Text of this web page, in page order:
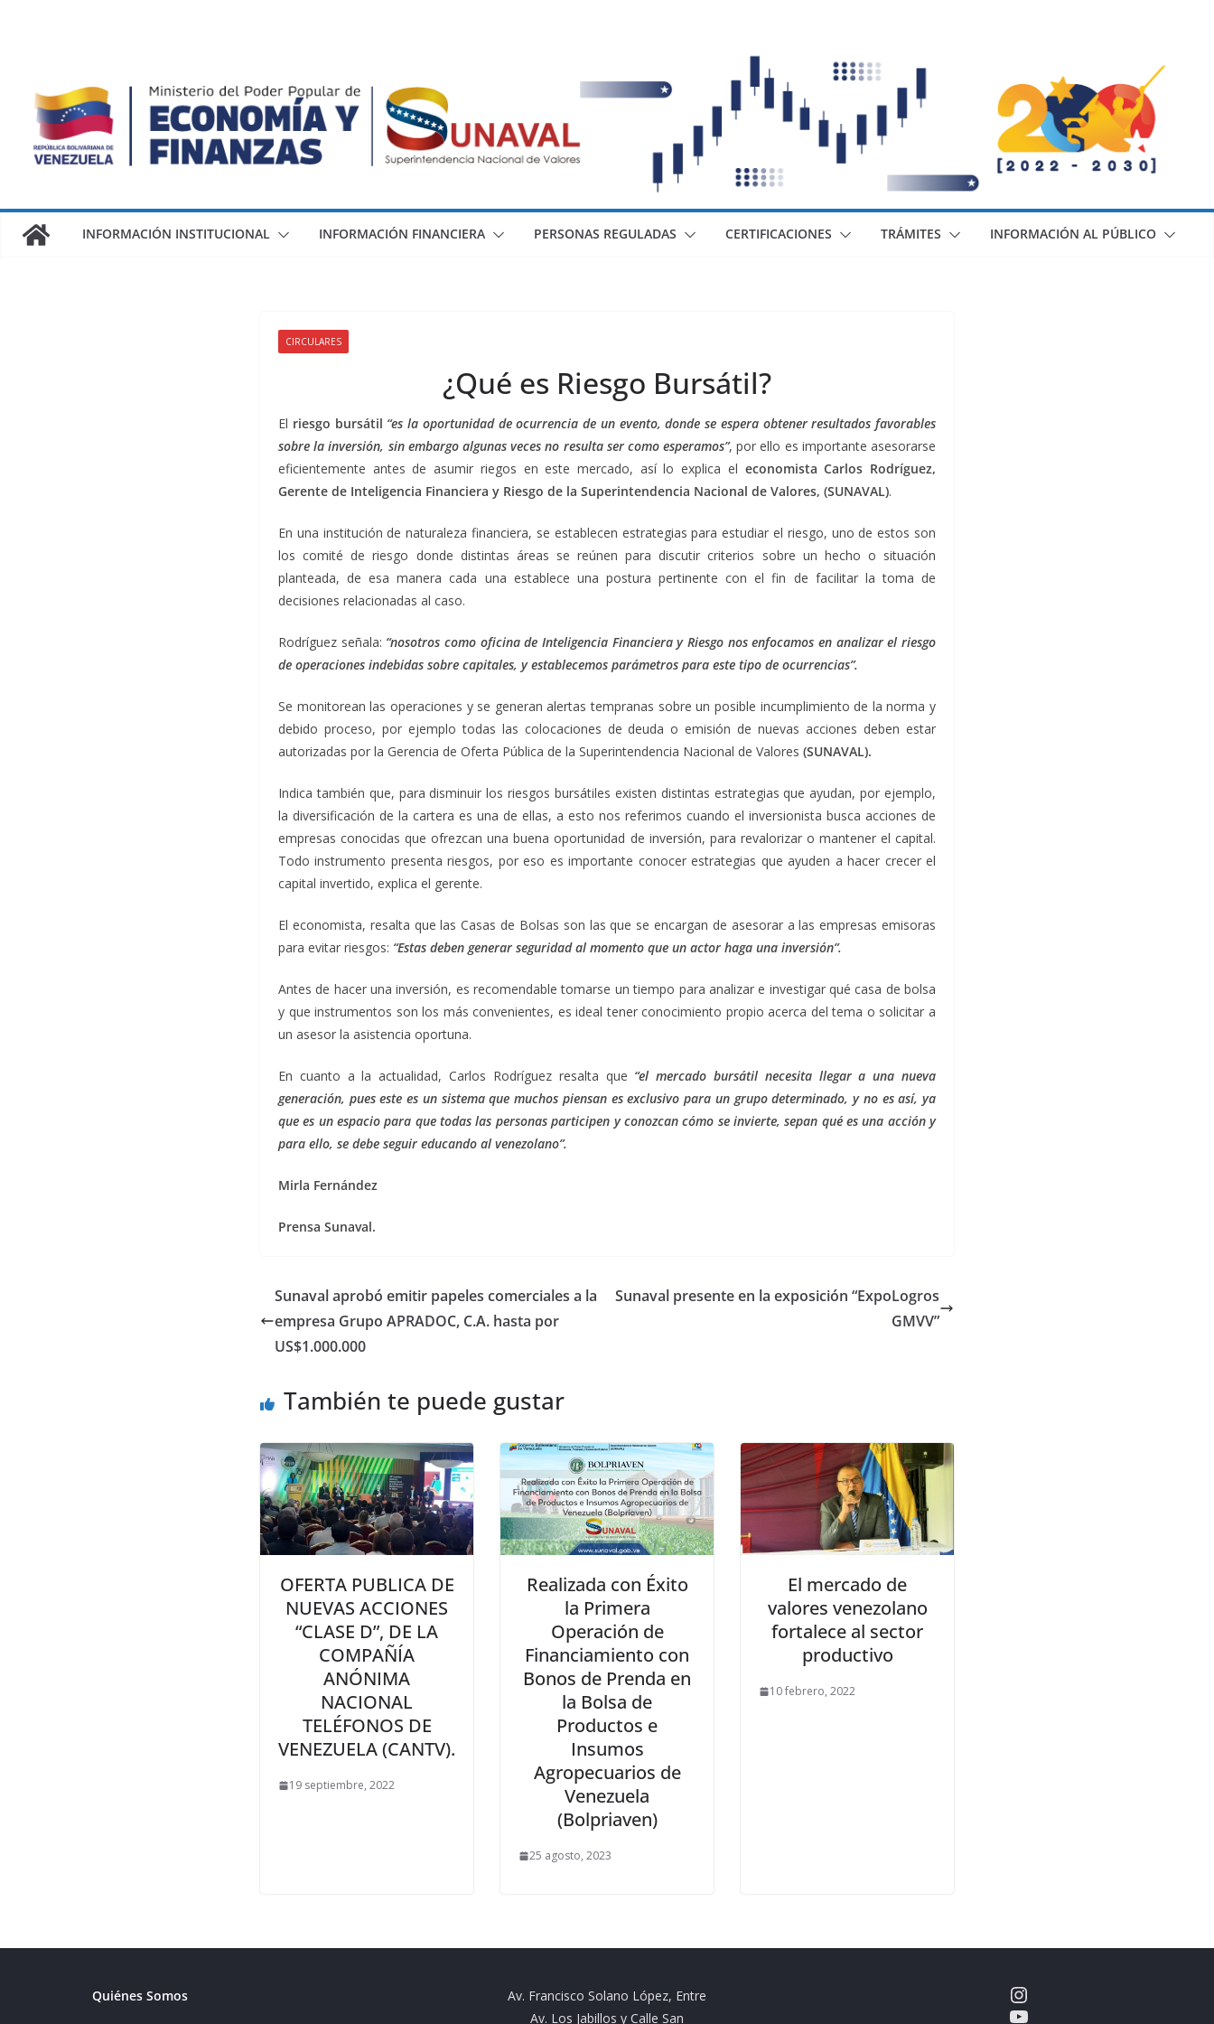
INFORMACIÓN INSTITUCIONAL INFORMACIÓN FINANCIERA PERSONAS REGULADAS CERTIFICACIONES TRÁMITES INFORMACIÓN AL PÚBLICO
CIRCULARES
¿Qué es Riesgo Bursátil?
El riesgo bursátil “es la oportunidad de ocurrencia de un evento, donde se espera obtener resultados favorables
sobre la inversión, sin embargo algunas veces no resulta ser como esperamos”, por ello es importante asesorarse
eficientemente antes de asumir riegos en este mercado, así lo explica el economista Carlos Rodríguez,
Gerente de Inteligencia Financiera y Riesgo de la Superintendencia Nacional de Valores, (SUNAVAL).
En una institución de naturaleza financiera, se establecen estrategias para estudiar el riesgo, uno de estos son
los comité de riesgo donde distintas áreas se reúnen para discutir criterios sobre un hecho o situación
planteada, de esa manera cada una establece una postura pertinente con el fin de facilitar la toma de
decisiones relacionadas al caso.
Rodríguez señala: “nosotros como oficina de Inteligencia Financiera y Riesgo nos enfocamos en analizar el riesgo
de operaciones indebidas sobre capitales, y establecemos parámetros para este tipo de ocurrencias”.
Se monitorean las operaciones y se generan alertas tempranas sobre un posible incumplimiento de la norma y
debido proceso, por ejemplo todas las colocaciones de deuda o emisión de nuevas acciones deben estar
autorizadas por la Gerencia de Oferta Pública de la Superintendencia Nacional de Valores (SUNAVAL).
Indica también que, para disminuir los riesgos bursátiles existen distintas estrategias que ayudan, por ejemplo,
la diversificación de la cartera es una de ellas, a esto nos referimos cuando el inversionista busca acciones de
empresas conocidas que ofrezcan una buena oportunidad de inversión, para revalorizar o mantener el capital.
Todo instrumento presenta riesgos, por eso es importante conocer estrategias que ayuden a hacer crecer el
capital invertido, explica el gerente.
El economista, resalta que las Casas de Bolsas son las que se encargan de asesorar a las empresas emisoras
para evitar riesgos: “Estas deben generar seguridad al momento que un actor haga una inversión”.
Antes de hacer una inversión, es recomendable tomarse un tiempo para analizar e investigar qué casa de bolsa
y que instrumentos son los más convenientes, es ideal tener conocimiento propio acerca del tema o solicitar a
un asesor la asistencia oportuna.
En cuanto a la actualidad, Carlos Rodríguez resalta que “el mercado bursátil necesita llegar a una nueva
generación, pues este es un sistema que muchos piensan es exclusivo para un grupo determinado, y no es así, ya
que es un espacio para que todas las personas participen y conozcan cómo se invierte, sepan qué es una acción y
para ello, se debe seguir educando al venezolano”.
Mirla Fernández
Prensa Sunaval.
Sunaval aprobó emitir papeles comerciales a la
empresa Grupo APRADOC, C.A. hasta por
US$1.000.000
Sunaval presente en la exposición “ExpoLogros
GMVV”
También te puede gustar
OFERTA PUBLICA DE
NUEVAS ACCIONES
“CLASE D”, DE LA
COMPAÑÍA
ANÓNIMA
NACIONAL
TELÉFONOS DE
VENEZUELA (CANTV).
19 septiembre, 2022
Realizada con Éxito
la Primera
Operación de
Financiamiento con
Bonos de Prenda en
la Bolsa de
Productos e
Insumos
Agropecuarios de
Venezuela
(Bolpriaven)
25 agosto, 2023
El mercado de
valores venezolano
fortalece al sector
productivo
10 febrero, 2022
Quiénes Somos
Av. Francisco Solano López, Entre
Av. Los Jabillos y Calle San